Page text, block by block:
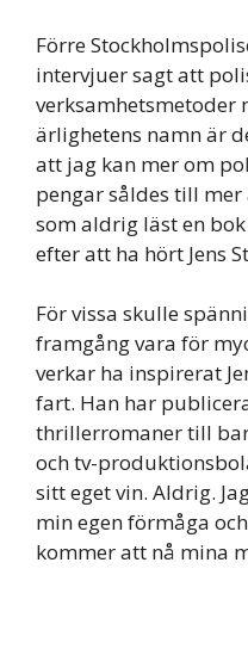
Förre
intervjuer sagt att
verksamhetsmetoder
ärlighetens namn är
att jag kan mer om
pengar såldes till
som aldrig läst en
efter att ha hört Jens
För vissa skulle
framgång vara för
verkar ha inspirerat
fart. Han har
thrillerromaner till
och tv-
sitt eget vin. Aldrig.
min egen förmåga
kommer att nå mina